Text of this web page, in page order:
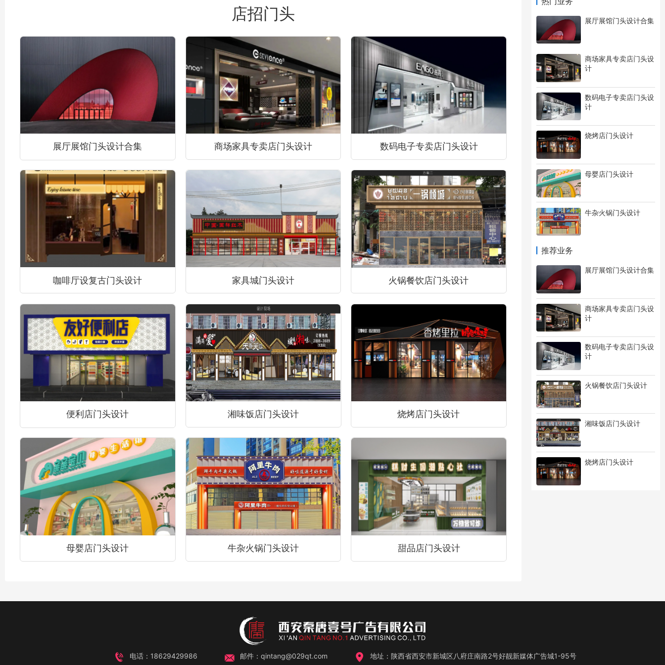
展厅展馆门头设计合集
商场家具专卖店门头设
计
数码电子专卖店门头设
计
烧烤店门头设计
母婴店门头设计
牛杂火锅门头设计
推荐业务
展厅展馆门头设计合集
商场家具专卖店门头设
计
数码电子专卖店门头设
计
火锅餐饮店门头设计
湘味饭店门头设计
烧烤店门头设计
店招门头
展厅展馆门头设计合集 商场家具专卖店门头设计 数码电子专卖店门头设计
咖啡厅设复古门头设计 家具城门头设计 火锅餐饮店门头设计
便利店门头设计 湘味饭店门头设计 烧烤店门头设计
母婴店门头设计 牛杂火锅门头设计 甜品店门头设计
电话：18629429986 邮件：qintang@029qt.com 地址：陕西省西安市新城区八府庄南路2号好靓新媒体广告城1-95号